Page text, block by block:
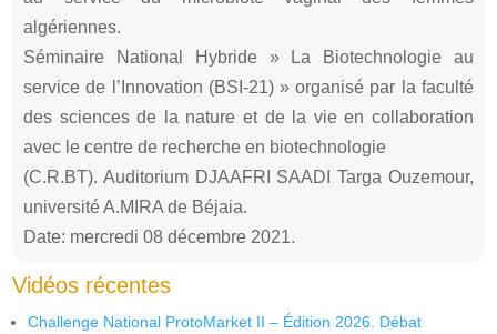
algériennes.
Séminaire National Hybride » La Biotechnologie au
service de l’Innovation (BSI-21) » organisé par la faculté
des sciences de la nature et de la vie en collaboration
avec le centre de recherche en biotechnologie
(C.R.BT). Auditorium DJAAFRI SAADI Targa Ouzemour,
université A.MIRA de Béjaia.
Date: mercredi 08 décembre 2021.
Vidéos récentes
Challenge National ProtoMarket II – Édition 2026. Débat